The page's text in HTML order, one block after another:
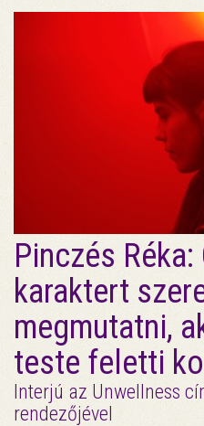
Pinczés Réka:
karaktert
megmutatni,
teste feletti
Interjú az Unwellness
rendezőjével